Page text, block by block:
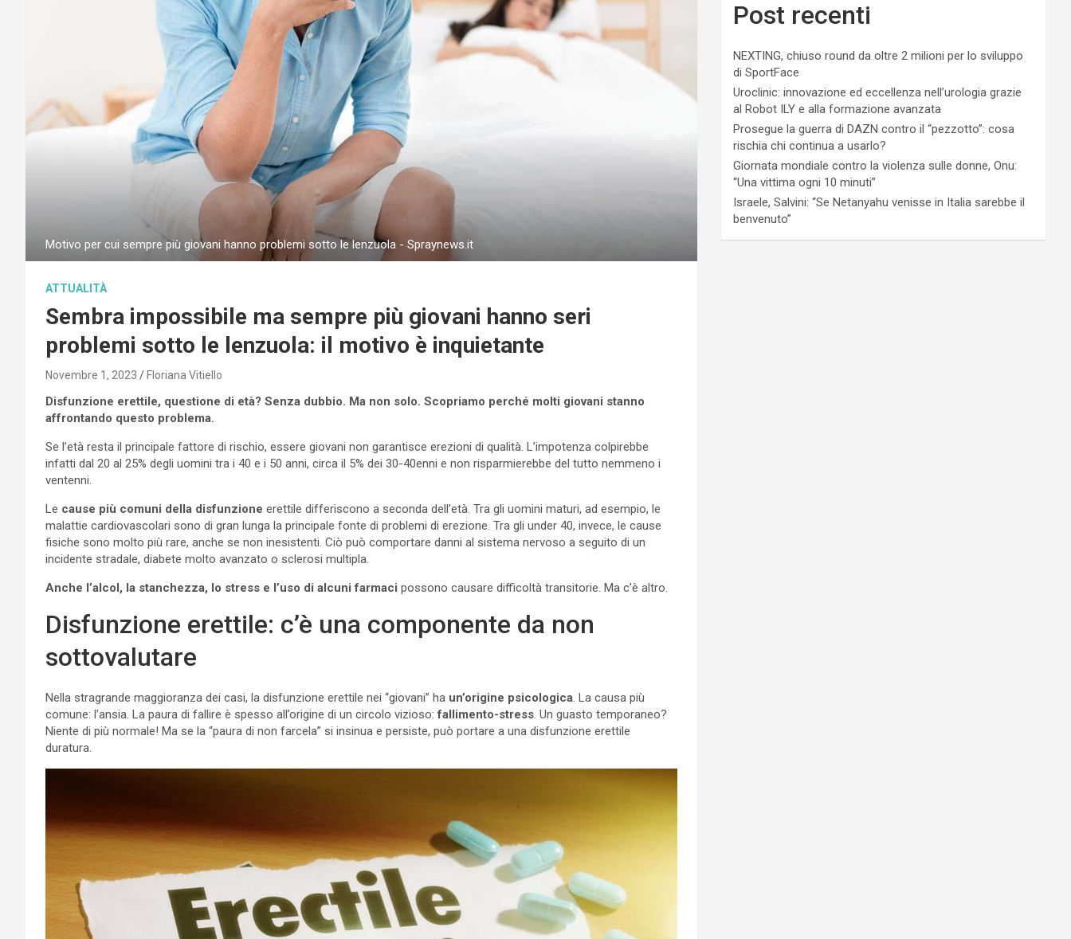
Motivo per cui sempre più giovani hanno problemi sotto le lenzuola - Spraynews.it
ATTUALITÀ
Sembra impossibile ma sempre più giovani hanno seri
problemi sotto le lenzuola: il motivo è inquietante
Novembre 1, 2023 Floriana Vitiello
Disfunzione erettile, questione di età? Senza dubbio. Ma non solo. Scopriamo perché molti giovani stanno
affrontando questo problema.
Se l’età resta il principale fattore di rischio, essere giovani non garantisce erezioni di qualità. L’impotenza colpirebbe
infatti dal 20 al 25% degli uomini tra i 40 e i 50 anni, circa il 5% dei 30-40enni e non risparmierebbe del tutto nemmeno i
ventenni.
Le cause più comuni della disfunzione erettile differiscono a seconda dell’età. Tra gli uomini maturi, ad esempio, le
malattie cardiovascolari sono di gran lunga la principale fonte di problemi di erezione. Tra gli under 40, invece, le cause
fisiche sono molto più rare, anche se non inesistenti. Ciò può comportare danni al sistema nervoso a seguito di un
incidente stradale, diabete molto avanzato o sclerosi multipla.
Anche l’alcol, la stanchezza, lo stress e l’uso di alcuni farmaci possono causare difficoltà transitorie. Ma c’è altro.
Disfunzione erettile: c’è una componente da non
sottovalutare
Nella stragrande maggioranza dei casi, la disfunzione erettile nei “giovani” ha un’origine psicologica . La causa più
comune: l’ansia. La paura di fallire è spesso all’origine di un circolo vizioso:fallimento-stress . Un guasto temporaneo?
Niente di più normale! Ma se la “paura di non farcela” si insinua e persiste, può portare a una disfunzione erettile
duratura.
Post recenti
NEXTING, chiuso round da oltre 2 milioni per lo sviluppo
di SportFace
Uroclinic: innovazione ed eccellenza nell’urologia grazie
al Robot ILY e alla formazione avanzata
Prosegue la guerra di DAZN contro il “pezzotto”: cosa
rischia chi continua a usarlo?
Giornata mondiale contro la violenza sulle donne, Onu:
“Una vittima ogni 10 minuti”
Israele, Salvini: “Se Netanyahu venisse in Italia sarebbe il
benvenuto”